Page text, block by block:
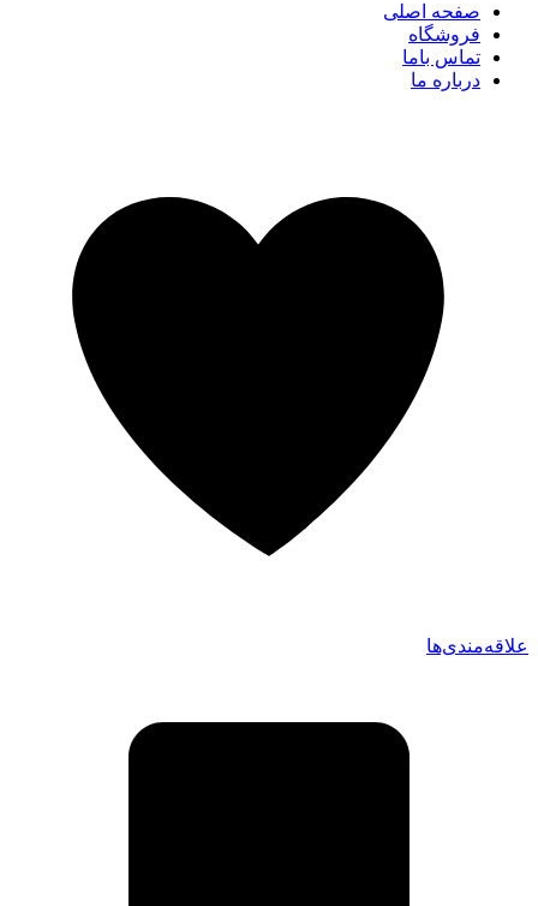
صفحه اصلی
فروشگاه
تماس باما
درباره ما
علاقه‌مندی‌ها